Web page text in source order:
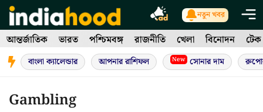
Skip
to
content
নতুন খবর
আন্তর্জাতিক ভারত পশ্চিমবঙ্গ রাজনীতি খেলা বিনোদন টেক
বাংলা ক্যালেন্ডার আপনার রাশিফল New সোনার দাম
Gambling